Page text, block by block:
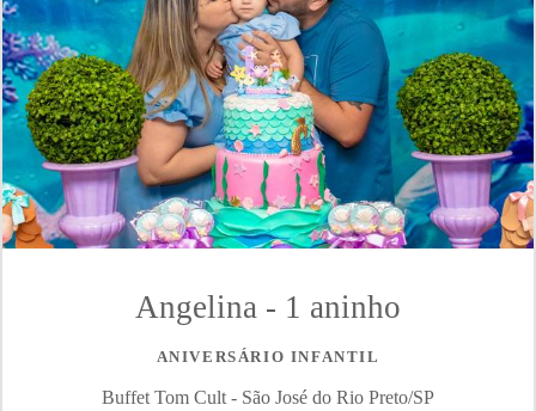
Angelina - 1 aninho
ANIVERSÁRIO INFANTIL
Buffet Tom Cult - São José do Rio Preto/SP